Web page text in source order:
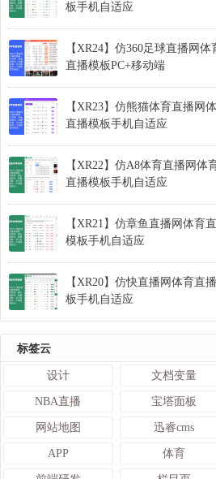
板手机自适应
【XR24】仿360足球直播网
直播模板PC+移动端
【XR23】仿熊猫体育直播网
直播模板手机自适应
【XR22】仿A8体育直播网
直播模板手机自适应
【XR21】仿章鱼直播网体育
模板手机自适应
【XR20】仿快直播网体育直
板手机自适应
标签云
设计 文档变量
NBA直播 宝塔面板
网站地图 迅睿cms
APP 体育